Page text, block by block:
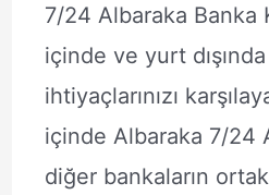
7/24 Albaraka Banka
içinde ve yurt
ihtiyaçlarınızı
içinde Albaraka 7/24
diğer bankaların